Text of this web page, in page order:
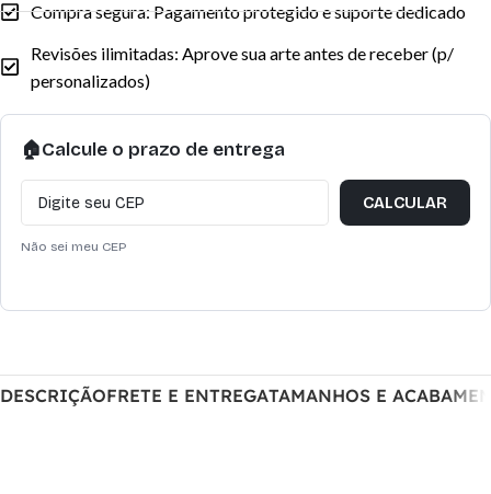
Compra segura: Pagamento protegido e suporte dedicado
Revisões ilimitadas: Aprove sua arte antes de receber (p/
personalizados)
🏠Calcule o prazo de entrega
Não sei meu CEP
CALCULAR
DESCRIÇÃOFRETE E ENTREGATAMANHOS E